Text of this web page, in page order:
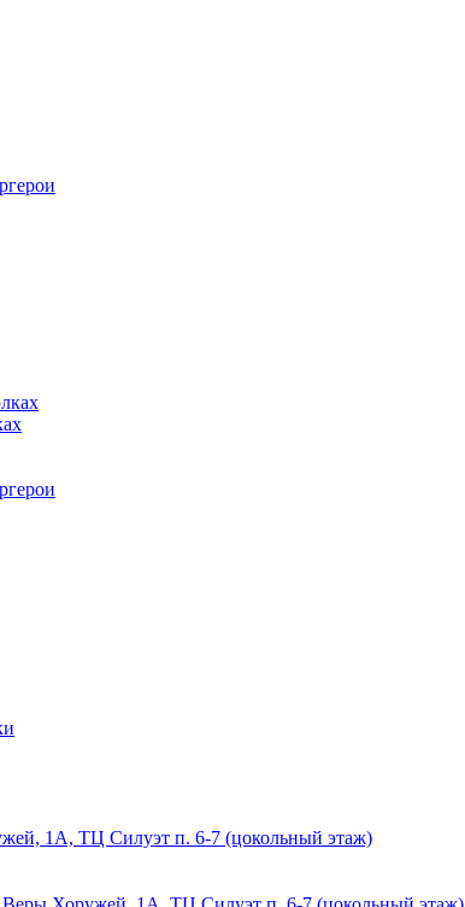
1А, ТЦ Силуэт п. 6-7 (цокольный этаж)